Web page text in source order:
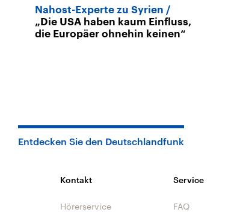
Nahost-Experte zu Syrien
„Die USA haben kaum Einfluss,
die Europäer ohnehin keinen“
Entdecken Sie den Deutschlandfunk
Kontakt
Hörerservice
Service
FAQ